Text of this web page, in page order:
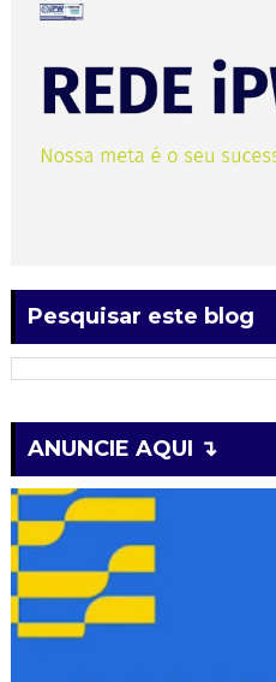
Pesquisar este blog
ANUNCIE AQUI ↴